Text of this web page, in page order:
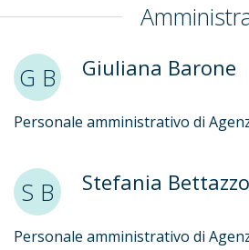
G B
Giuliana Barone
Personale amministrativo di
S B Stefania
Personale amministrativo di